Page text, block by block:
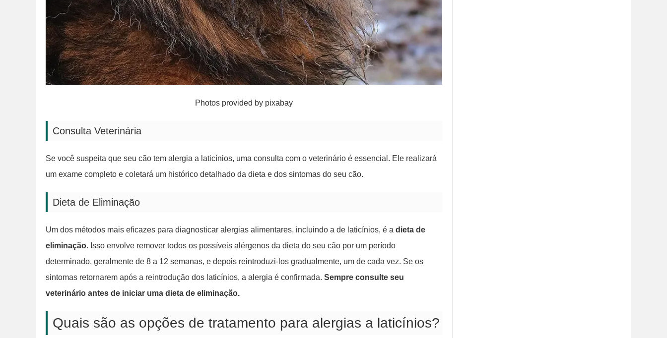
Photos provided by pixabay
Consulta Veterinária
Se você suspeita que seu cão tem alergia a laticínios, uma consulta com o veterinário é essencial. Ele realizará
um exame completo e coletará um histórico detalhado da dieta e dos sintomas do seu cão.
Dieta de Eliminação
Um dos métodos mais eficazes para diagnosticar alergias alimentares, incluindo a de laticínios, é a dieta de
eliminação. Isso envolve remover todos os possíveis alérgenos da dieta do seu cão por um período
determinado, geralmente de 8 a 12 semanas, e depois reintroduzi-los gradualmente, um de cada vez. Se os
sintomas retornarem após a reintrodução dos laticínios, a alergia é confirmada. Sempre consulte seu
veterinário antes de iniciar uma dieta de eliminação.
Quais são as opções de tratamento para alergias a laticínios?